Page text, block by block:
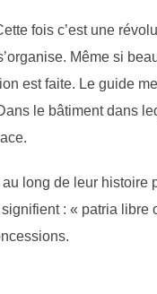
fois c’est une
Même si
est faite. Le guide
le bâtiment dans
long de leur
: « patria libre